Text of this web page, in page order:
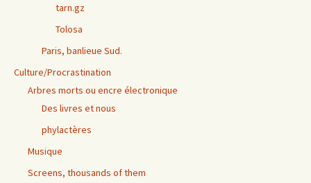
tarn.gz
Tolosa
Paris, banlieue Sud.
Culture/Procrastination
Arbres morts ou encre électronique
Des livres et nous
phylactères
Musique
Screens, thousands of them